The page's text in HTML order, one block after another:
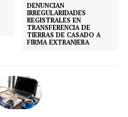
DENUNCIAN
IRREGULARIDADES
REGISTRALES EN
TRANSFERENCIA DE
TIERRAS DE CASADO A
FIRMA EXTRANJERA